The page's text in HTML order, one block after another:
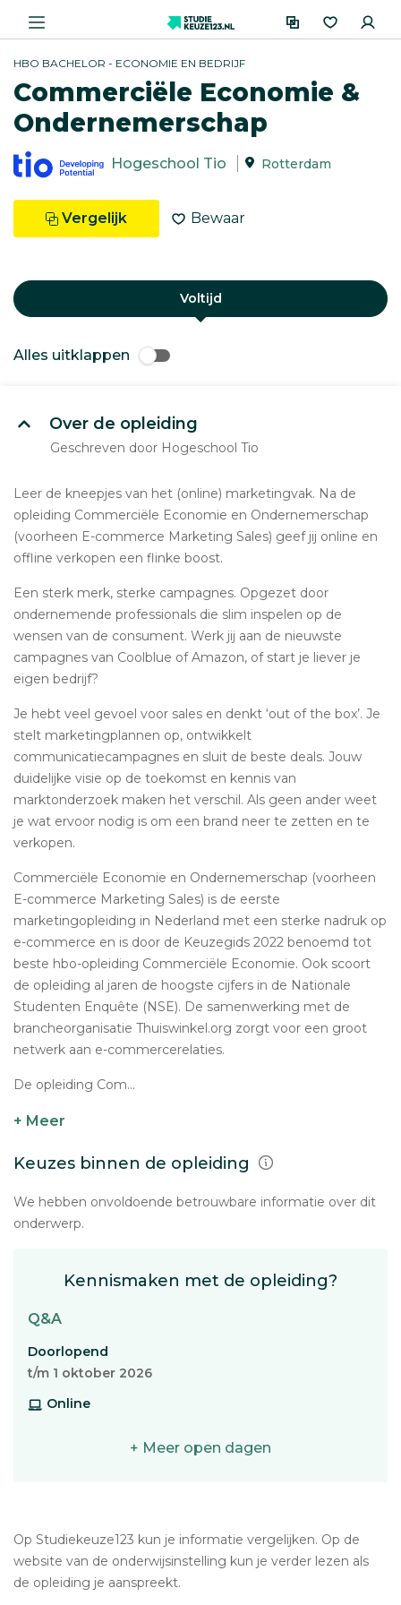
HBO BACHELOR - ECONOMIE EN BEDRIJF
Commerciële Economie &
Ondernemerschap
Hogeschool Tio Rotterdam
Vergelijk Bewaar
Voltijd
Alles uitklappen
Over de opleiding
Geschreven door Hogeschool Tio
Leer de kneepjes van het (online) marketingvak. Na de
opleiding Commerciële Economie en Ondernemerschap
(voorheen E-commerce Marketing Sales) geef jij online en
offline verkopen een flinke boost.
Een sterk merk, sterke campagnes. Opgezet door
ondernemende professionals die slim inspelen op de
wensen van de consument. Werk jij aan de nieuwste
campagnes van Coolblue of Amazon, of start je liever je
eigen bedrijf?
Je hebt veel gevoel voor sales en denkt ‘out of the box’. Je
stelt marketingplannen op, ontwikkelt
communicatiecampagnes en sluit de beste deals. Jouw
duidelijke visie op de toekomst en kennis van
marktonderzoek maken het verschil. Als geen ander weet
je wat ervoor nodig is om een brand neer te zetten en te
verkopen.
Commerciële Economie en Ondernemerschap (voorheen
E-commerce Marketing Sales) is de eerste
marketingopleiding in Nederland met een sterke nadruk op
e-commerce en is door de Keuzegids 2022 benoemd tot
beste hbo-opleiding Commerciële Economie. Ook scoort
de opleiding al jaren de hoogste cijfers in de Nationale
Studenten Enquête (NSE). De samenwerking met de
brancheorganisatie Thuiswinkel.org zorgt voor een groot
netwerk aan e-commercerelaties.
De opleiding Com...
+ Meer
Keuzes binnen de opleiding
We hebben onvoldoende betrouwbare informatie over dit
onderwerp.
Kennismaken met de opleiding?
Q&A
Doorlopend
t/m 1 oktober 2026
Online
+ Meer open dagen
Op Studiekeuze123 kun je informatie vergelijken. Op de
website van de onderwijsinstelling kun je verder lezen als
de opleiding je aanspreekt.